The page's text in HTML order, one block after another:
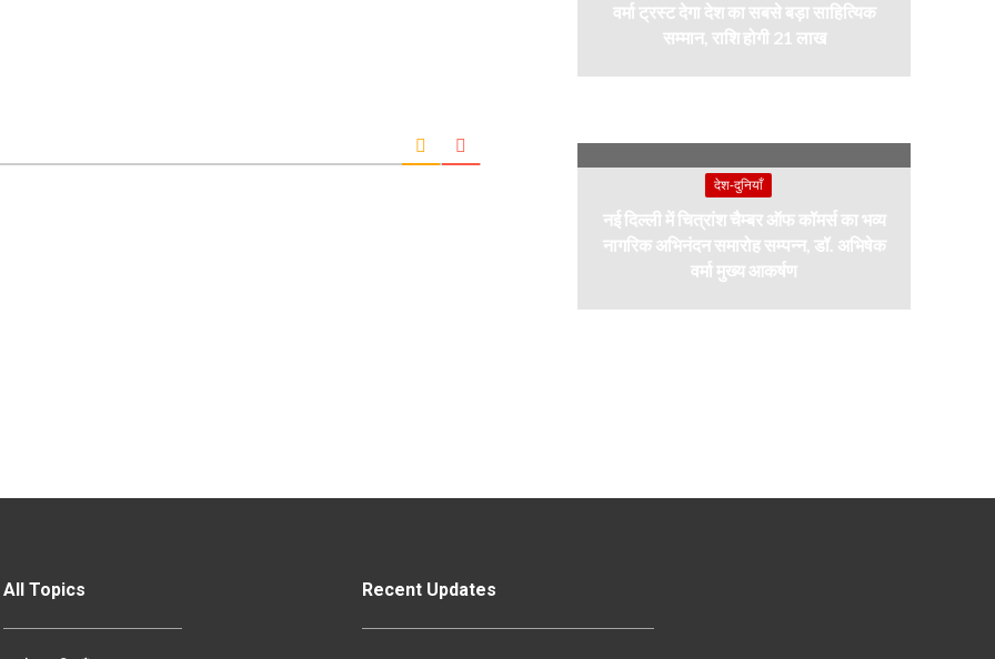
वर्मा ट्रस्ट देगा देश का सबसे बड़ा साहित्यिक
सम्मान, राशि होगी 21 लाख
देश-दुनियाँ
नई दिल्ली में चित्रांश चैम्बर ऑफ कॉमर्स का भव्य
नागरिक अभिनंदन समारोह सम्पन्न, डॉ. अभिषेक
वर्मा मुख्य आकर्षण
All Topics Recent Updates